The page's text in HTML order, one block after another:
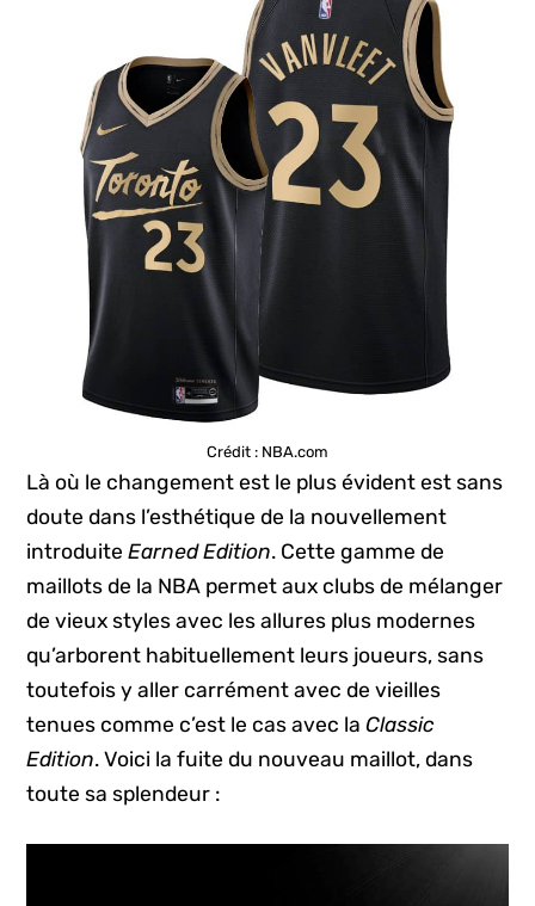
Crédit : NBA.com
Là où le changement est le plus évident est sans
doute dans l’esthétique de la nouvellement
introduiteEarned Edition. Cette gamme de
maillots de la NBA permet aux clubs de mélanger
de vieux styles avec les allures plus modernes
qu’arborent habituellement leurs joueurs, sans
toutefois y aller carrément avec de vieilles
tenues comme c’est le cas avec laClassic
Edition. Voici la fuite du nouveau maillot, dans
toute sa splendeur :